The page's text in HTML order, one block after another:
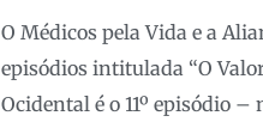
O Médicos pela Vida e a
episódios intitulada “O
Ocidental é o 11º episódio